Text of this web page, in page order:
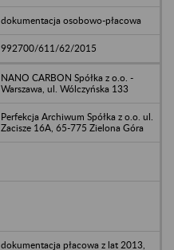
dokumentacja osobowo-płacowa
992700/611/62/2015
NANO CARBON Spółka z o.o. -
Warszawa, ul. Wólczyńska 133
Perfekcja Archiwum Spółka z o.o. ul.
Zacisze 16A, 65-775 Zielona Góra
dokumentacja płacowa z lat 2013,